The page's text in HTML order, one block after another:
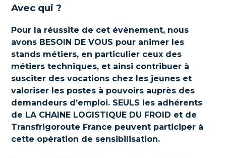
Avec qui ?
Pour la réussite de cet évènement, nous
avons BESOIN DE VOUS pour animer les
stands métiers, en particulier ceux des
métiers techniques, et ainsi contribuer à
susciter des vocations chez les jeunes et
valoriser les postes à pouvoirs auprès des
demandeurs d’emploi. SEULS les adhérents
de LA CHAINE LOGISTIQUE DU FROID et de
Transfrigoroute France peuvent participer à
cette opération de sensibilisation.